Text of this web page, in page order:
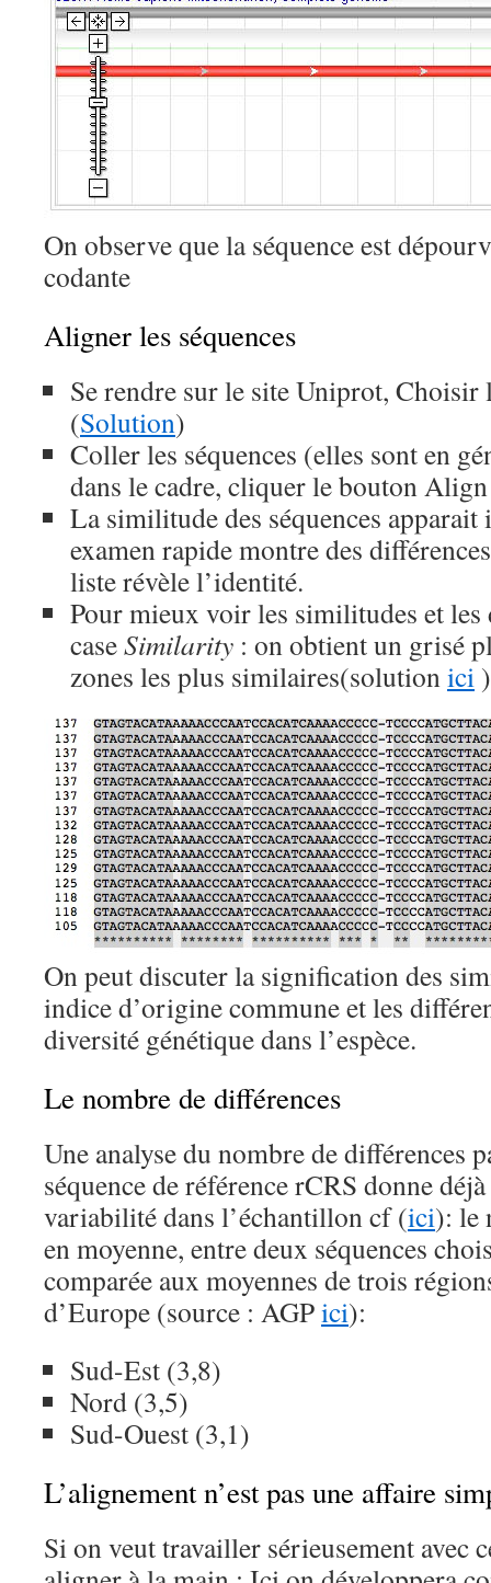
On observe que la séquence est
codante
Aligner les séquences
Se rendre sur le site Uniprot,
(Solution)
Coller les séquences (elles sont en
dans le cadre, cliquer le bouton
La similitude des séquences
examen rapide montre des
liste révèle l’identité.
Pour mieux voir les similitudes et les
caseSimilarity : on obtient un grisé
zones les plus similaires(solutionici )
On peut discuter la signification des
indice d’origine commune et les
diversité génétique dans l’espèce.
Le nombre de différences
Une analyse du nombre de différences
séquence de référence rCRS donne
variabilité dans l’échantillon cf (ici): le
en moyenne, entre deux séquences
comparée aux moyennes de trois
d’Europe (source : AGPici):
Sud-Est (3,8)
Nord (3,5)
Sud-Ouest (3,1)
L’alignement n’est pas une affaire
Si on veut travailler sérieusement avec